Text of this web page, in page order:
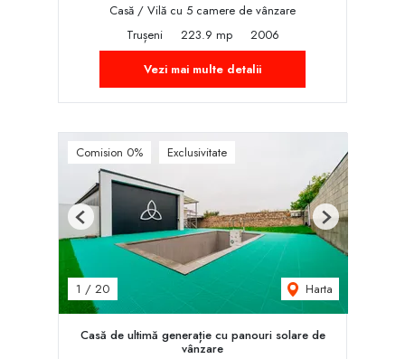
Casă / Vilă cu 5 camere de vânzare
Trușeni
223.9 mp
2006
Vezi mai multe detalii
Comision 0% Exclusivitate
1 / 20 Harta
Previous Next
Casă de ultimă generație cu panouri solare de
vânzare